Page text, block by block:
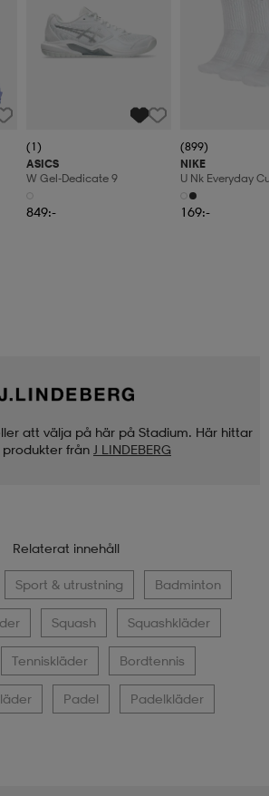
(1)
ASICS
W Gel-Dedicate 9
849:-
(899)
NIKE
U Nk Everyday
3pr
169:-
att välja på här på Stadium. Här hittar
produkter från J LINDEBERG
Relaterat innehåll
Sport & utrustning Badminton
Squash Squashkläder
Tenniskläder Bordtennis
Padel Padelkläder